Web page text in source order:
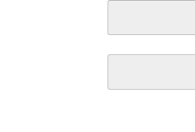
Chemie: für natur- und
Paula, Peter Atkins, 2019